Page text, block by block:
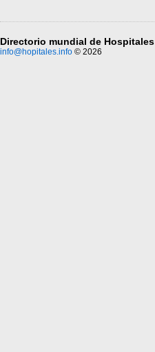
Directorio mundial de Hospitales
info@hopitales.info © 2026